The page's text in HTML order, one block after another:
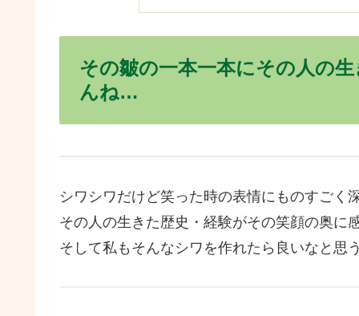
その皺の一本一本にその人の
んね…
シワシワだけど笑った時の表情にものすごく
その人の生きた歴史・経験がその笑顔の奥に
そして私もそんなシワを作れたら良いなと思